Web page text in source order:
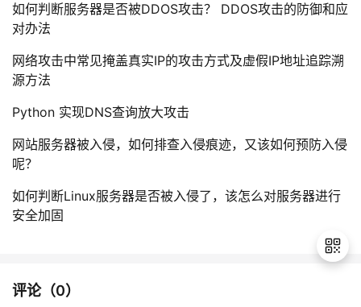
如何判断服务器是否被DDOS攻击？ DDOS攻击的防御和应
对办法
网络攻击中常见掩盖真实IP的攻击方式及虚假IP地址追踪溯
源方法
Python 实现DNS查询放大攻击
网站服务器被入侵，如何排查入侵痕迹，又该如何预防入侵
呢？
如何判断Linux服务器是否被入侵了，该怎么对服务器进行
安全加固
评论（0）